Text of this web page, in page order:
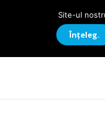
Site-ul
Înțeleg.